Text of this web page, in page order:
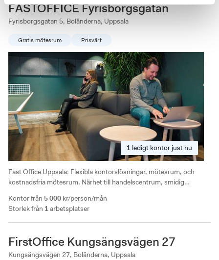
FASTOFFICE Fyrisborgsgatan
Fyrisborgsgatan 5, Boländerna, Uppsala
Gratis mötesrum Prisvärt
1 ledigt kontor just nu
Kontor från 5 000 kr/person/mån
Storlek från 1arbetsplatser
Fast Office Uppsala: Flexibla kontorslösningar, mötesrum, och
kostnadsfria mötesrum. Närhet till handelscentrum, smidig
Luthagen och Eriksberg.
FirstOffice Kungsängsvägen 27
Kungsängsvägen 27, Boländerna, Uppsala